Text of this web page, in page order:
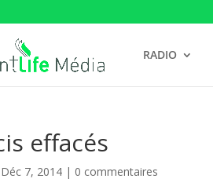
RADIO
effacés
Déc 7, 2014 | 0 commentaires